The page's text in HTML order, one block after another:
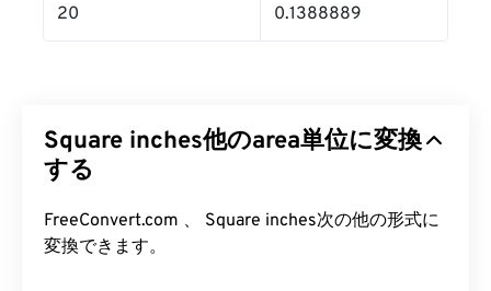
20 0.1388889
Square inches他のarea単位に変換
する
FreeConvert.com 、 Square inches次の他の形式に
変換できます。